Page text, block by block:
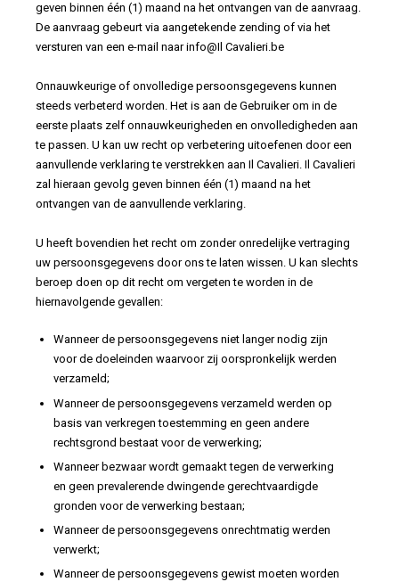
geven binnen één (1) maand na het ontvangen van de aanvraag.
De aanvraag gebeurt via aangetekende zending of via het
versturen van een e-mail naar info@Il Cavalieri.be
Onnauwkeurige of onvolledige persoonsgegevens kunnen
steeds verbeterd worden. Het is aan de Gebruiker om in de
eerste plaats zelf onnauwkeurigheden en onvolledigheden aan
te passen. U kan uw recht op verbetering uitoefenen door een
aanvullende verklaring te verstrekken aan Il Cavalieri. Il Cavalieri
zal hieraan gevolg geven binnen één (1) maand na het
ontvangen van de aanvullende verklaring.
U heeft bovendien het recht om zonder onredelijke vertraging
uw persoonsgegevens door ons te laten wissen. U kan slechts
beroep doen op dit recht om vergeten te worden in de
hiernavolgende gevallen:
Wanneer de persoonsgegevens niet langer nodig zijn
voor de doeleinden waarvoor zij oorspronkelijk werden
verzameld;
Wanneer de persoonsgegevens verzameld werden op
basis van verkregen toestemming en geen andere
rechtsgrond bestaat voor de verwerking;
Wanneer bezwaar wordt gemaakt tegen de verwerking
en geen prevalerende dwingende gerechtvaardigde
gronden voor de verwerking bestaan;
Wanneer de persoonsgegevens onrechtmatig werden
verwerkt;
Wanneer de persoonsgegevens gewist moeten worden